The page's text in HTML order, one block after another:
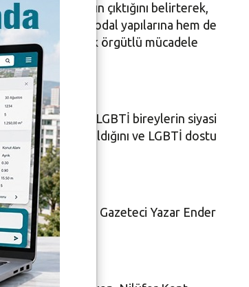
kadınların çıktığını belirterek,
hem kendi feodal yapılarına hem de
belirterek örgütlü mücadele
da yok” diyerek LGBTİ bireylerin siyasi
kırıldığını ve LGBTİ dostu
Ümit Kıvanç, Gazeteci Yazar Ender